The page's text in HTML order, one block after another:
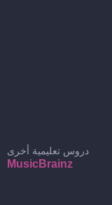
دروس تعليمية أخرى
MusicBrainz